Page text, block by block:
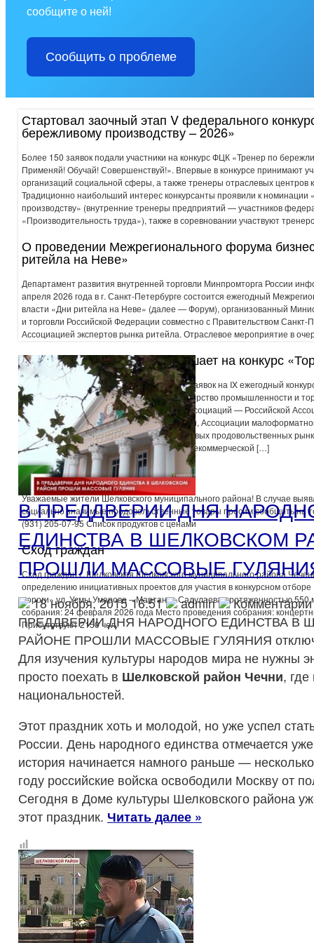
сообщите о ней!
Сообщить о проблеме
Стартовал заочный этап V федерального
бережливому производству – 2026»
Более 150 заявок подали участники на конкурс ФЦК «Тренер по
Применяй! Обучай! Совершенствуй!». Впервые в конкурсе принимают
организаций социальной сферы, а также тренеры отраслевых центров
Традиционно наибольший интерес конкурсанты проявили к номинации
производству» (внутренние тренеры предприятий — участников
«Производительность труда»), также в соревновании участвуют
О проведении Межрегионального форума
ритейла на Неве»
Департамент развития внутренней торговли Минпромторга России
апреля 2026 года в г. Санкт-Петербурге состоится ежегодный
власти «Дни ритейла на Неве» (далее — Форум), организованный
и торговли Российской Федерации совместно с Правительством Санкт-
Ассоциацией экспертов рынка ритейла. Отраслевое мероприятие в
Минпромторг России приглашает на конкурс
16 февраля 2026 года начинается прием заявок на IX ежегодный
организатором которого является Министерство промышленности и
Федерации при содействии отраслевых ассоциаций — Российской
ритейла, Союза независимых сетей России, Ассоциации
компаний розничной торговли, Союза оптовых продовольственных
рестораторов и отельеров и автономной некоммерческой […]
Горячая линия!
Уважаемые жители Шелковского муниципального района! В случае
социально значимые продовольственные товары просим сообщить на
(931) 205-07-95 Список продуктов с ценами
Сход граждан
Сход граждан г. Шелковская Шелковского муниципального района
определению инициативных проектов для участия в конкурсном
дороги» ул. Усмы Умарова – Мартанхо Садулаева протяженностью 550
собрания: 24 февраля 2026 года Место проведения собрания:
Присутствуют 2150 чел.
В ПРЕДДВЕРИИ ДНЯ
ЕДИНСТВА В ШЕЛКОВСКОМ
ПРОШЛИ МАССОВЫЕ
18 ноября, 2015 16:51 admin Комментарии
ПРЕДДВЕРИИ ДНЯ НАРОДНОГО ЕДИНСТВА В
РАЙОНЕ ПРОШЛИ МАССОВЫЕ ГУЛЯНИЯ
Для изучения культуры народов мира не нужны
просто поехать в Шелковской район Чечни,
национальностей.
Этот праздник хоть и молодой, но уже успел
России. День народного единства отмечается
история начинается намного раньше —
году российские войска освободили Москву от
Сегодня в Доме культуры Шелковского района
этот праздник. Читать далее »